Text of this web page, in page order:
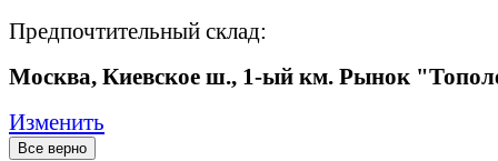
Предпочтительный склад:
Москва, Киевское ш., 1-ый км. Рынок
Изменить
Все верно